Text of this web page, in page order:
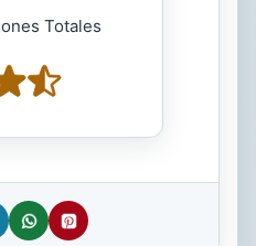
Totales